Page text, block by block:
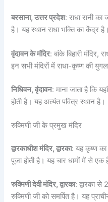
बरसाना, उत्तर प्रदेश: राधा रानी का
है। यह स्थान राधा भक्ति का केंद्र है।
वृंदावन के मंदिर: बांके बिहारी मंदिर,
इन सभी मंदिरों में राधा-कृष्ण की युगल
निधिवन, वृंदावन: माना जाता है कि
होती है। यह अत्यंत पवित्र स्थान है।
रुक्मिणी जी के प्रमुख मंदिर
द्वारकाधीश मंदिर, द्वारका: यह कृष्ण का
पूजा होती है। यह चार धामों में से एक
रुक्मिणी देवी मंदिर, द्वारका: द्वारका से
रुक्मिणी जी को समर्पित है। यह